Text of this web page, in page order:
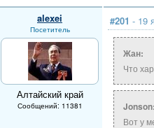
alexei
Посетитель
Алтайский край
Сообщений: 11381
#201 - 19
Жан:
Что
Jonson:
Вот у